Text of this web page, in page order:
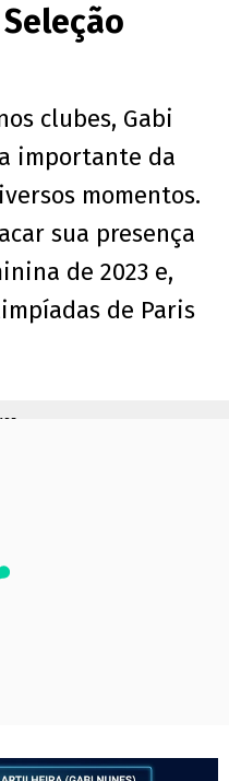
clubes, Gabi
importante da
momentos.
sua presença
de 2023 e,
de Paris